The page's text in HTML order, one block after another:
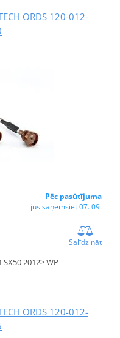
ORDS 120-012-
Pēc pasūtījuma
jūs saņemsiet 07. 09.
Salīdzināt
SX50 2012> WP
ORDS 120-012-